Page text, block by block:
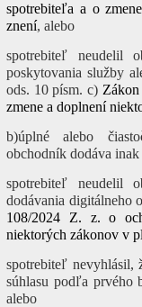
spotrebiteľa a o
znení, alebo
spotrebiteľ neudelil
poskytovania služby
ods. 10 písm. c)
zmene a doplnení
b)úplné alebo
obchodník dodáva
spotrebiteľ neudelil
dodávania digitálneho
108/2024 Z. z. o
niektorých zákonov v
spotrebiteľ nevyhlásil,
súhlasu podľa prvého
alebo